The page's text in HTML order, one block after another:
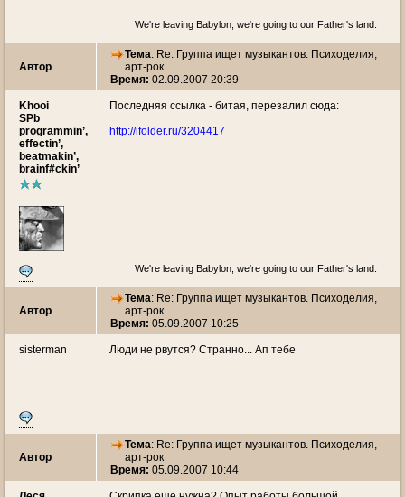
We're leaving Babylon, we're going to our Father's land.
Автор
Тема: Re: Группа ищет музыкантов. Психоделия,
арт-рок
Время: 02.09.2007 20:39
Khooi
SPb
programmin’,
effectin’,
beatmakin’,
brainf#ckin’
Последняя ссылка - битая, перезалил сюда:
http://ifolder.ru/3204417
We're leaving Babylon, we're going to our Father's land.
Автор
Тема: Re: Группа ищет музыкантов. Психоделия,
арт-рок
Время: 05.09.2007 10:25
sisterman Люди не рвутся? Странно... Ап тебе
Автор
Тема: Re: Группа ищет музыкантов. Психоделия,
арт-рок
Время: 05.09.2007 10:44